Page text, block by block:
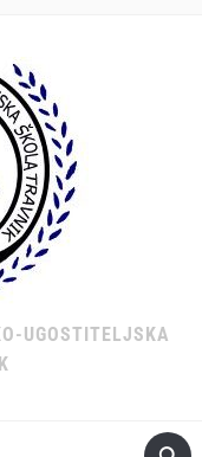
UGOSTITELJSKA